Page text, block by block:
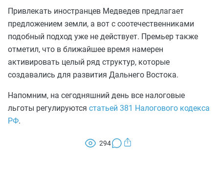
Привлекать иностранцев Медведев предлагает
предложением земли, а вот с соотечественниками
подобный подход уже не действует. Премьер также
отметил, что в ближайшее время намерен
активировать целый ряд структур, которые
создавались для развития Дальнего Востока.
Напомним, на сегодняшний день все налоговые
льготы регулируются статьей 381 Налогового кодекса
РФ.
294